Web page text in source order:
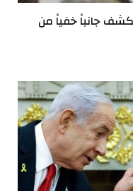
جانباً خفياً من